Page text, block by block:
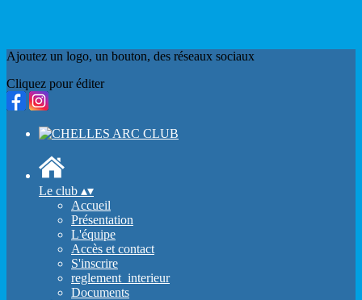
Ajoutez un logo, un bouton, des réseaux sociaux
Cliquez pour éditer
Le club ▴▾
Accueil
Présentation
L'équipe
Accès et contact
S'inscrire
reglement_interieur
Documents